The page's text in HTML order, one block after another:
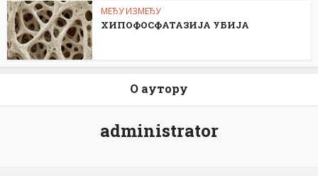
МЕЂУ ИЗМЕЂУ
ХИПОФОСФАТАЗИЈА УБИЈА
О аутору
administrator